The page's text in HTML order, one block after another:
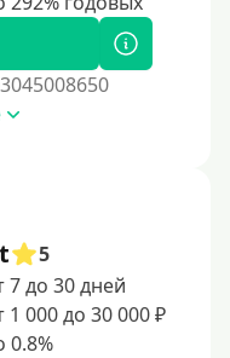
5
7 до 30 дней
1 000 до 30 000 ₽
0.8%